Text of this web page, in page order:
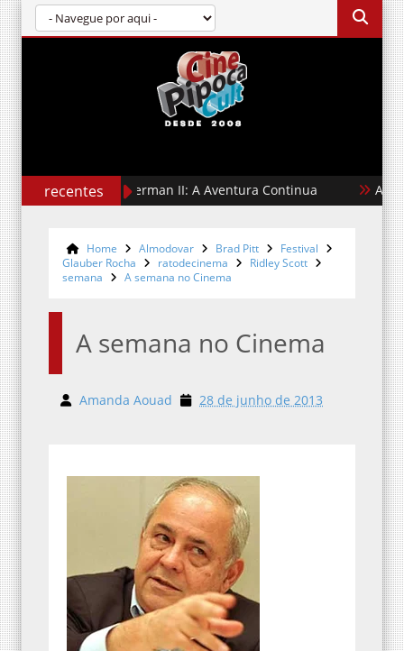
recentes
Superman II: A Aventura Continua A Hora do
Home Almodovar Brad Pitt
Festival
Glauber Rocha
ratodecinema
Ridley Scott
semana
A semana no Cinema
A semana no Cinema
Amanda Aouad 28 de junho de 2013